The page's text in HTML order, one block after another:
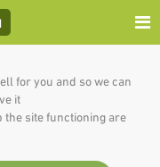
for you and so we can
it.
the site functioning are